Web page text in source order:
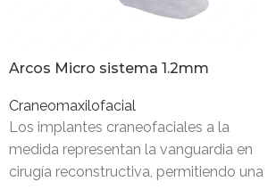
Arcos Micro sistema 1.2mm
Craneomaxilofacial
Los implantes craneofaciales a la
medida representan la vanguardia en
cirugía reconstructiva, permitiendo una